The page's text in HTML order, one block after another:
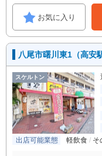
お気に入り
八尾市曙川東1（高安
スケルトン
出店可能業態
軽飲食 そ